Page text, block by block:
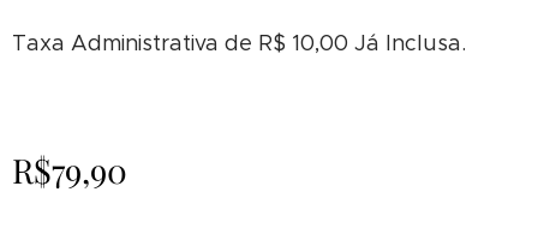
Taxa Administrativa de R$ 10,00 Já Inclusa.
R$79,90